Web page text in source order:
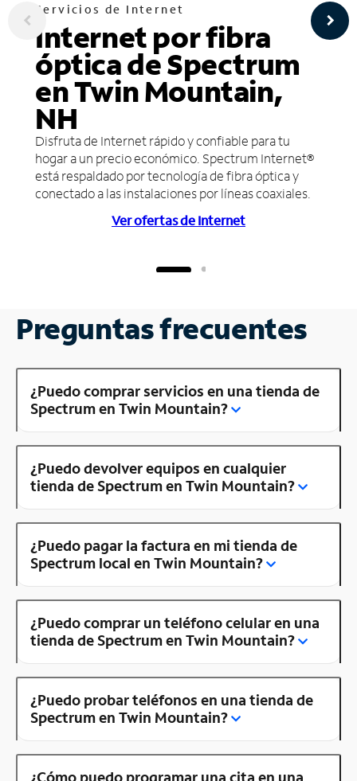
Servicios de Internet
Internet por fibra
óptica de Spectrum
en Twin Mountain,
NH
Disfruta de Internet rápido y confiable para tu
hogar a un precio económico. Spectrum Internet®
está respaldado por tecnología de fibra óptica y
conectado a las instalaciones por líneas coaxiales.
Ver ofertas de Internet
Preguntas frecuentes
¿Puedo comprar servicios en una tienda de
Spectrum en Twin Mountain?
¿Puedo devolver equipos en cualquier
tienda de Spectrum en Twin Mountain?
¿Puedo pagar la factura en mi tienda de
Spectrum local en Twin Mountain?
¿Puedo comprar un teléfono celular en una
tienda de Spectrum en Twin Mountain?
¿Puedo probar teléfonos en una tienda de
Spectrum en Twin Mountain?
¿Cómo puedo programar una cita en una